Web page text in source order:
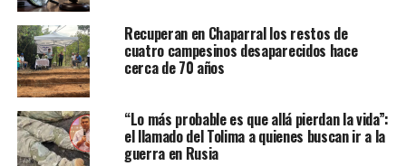
Recuperan en Chaparral los restos de
cuatro campesinos desaparecidos hace
cerca de 70 años
“Lo más probable es que allá pierdan la vida”:
el llamado del Tolima a quienes buscan ir a la
guerra en Rusia